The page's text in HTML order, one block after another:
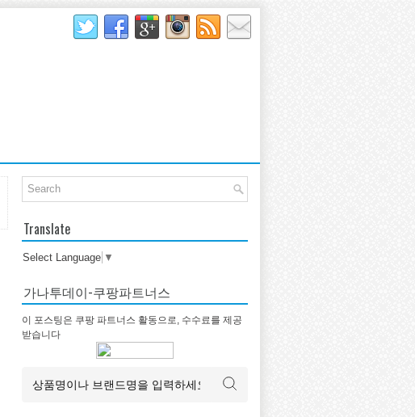
Translate
Select Language ▼
가나투데이-쿠팡파트너스
이 포스팅은 쿠팡 파트너스 활동으로, 수수료를 제공
받습니다